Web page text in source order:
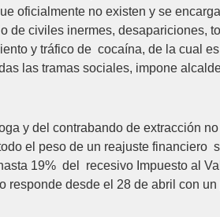
oficialmente no existen y se
de civiles inermes, desapariciones,
y tráfico de cocaína, de la cual
las tramas sociales, impone
y del contrabando de extracción
el peso de un reajuste financiero
19% del recesivo Impuesto al
responde desde el 28 de abril con